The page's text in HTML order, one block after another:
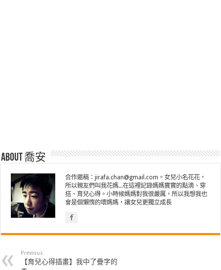
About 喬安
合作邀稿：jirafa.chan@gmail.com。女兒小名花花，
所以親友們叫我花媽...在這裡記錄媽媽寶寶的點滴、穿
搭、育兒心得。小時候媽媽對我很嚴厲，所以我想我也
會是個懶惰的壞媽媽，讓女兒更獨立成長
Previous
【育兒心得插畫】我中了疊字的